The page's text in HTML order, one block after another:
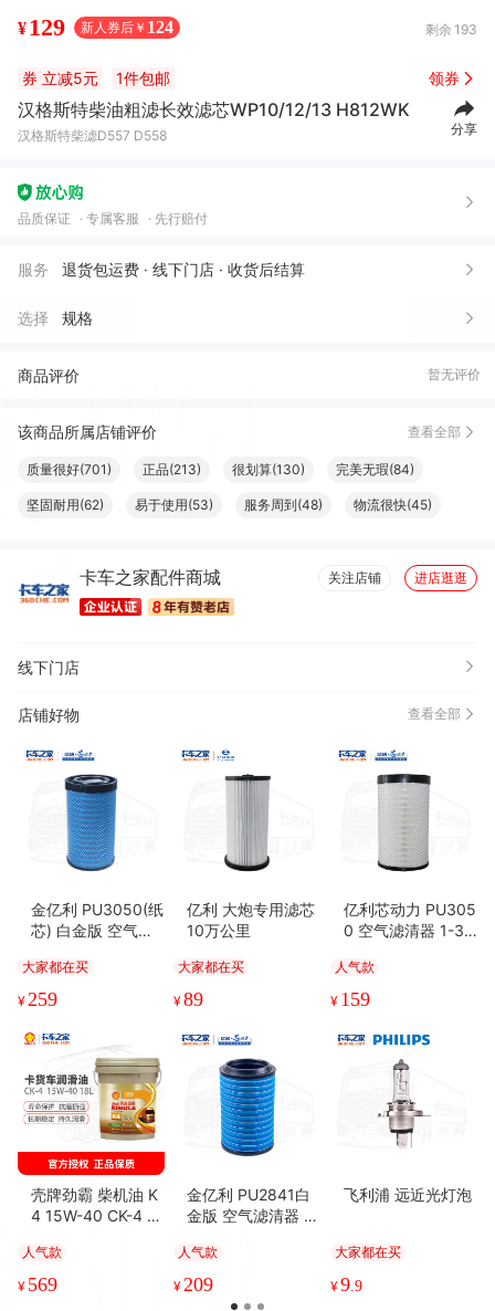
¥129 新人券后￥ 124 剩余 193
券 立减5元 1件包邮 领券
汉格斯特柴油粗滤长效滤芯WP10/12/13 H812WK
汉格斯特柴滤D557 D558 分享
品质保证 专属客服 先行赔付
服务 退货包运费 · 线下门店 · 收货后结算
选择 规格
商品评价 暂无评价
该商品所属店铺评价 查看全部
质量很好(701) 正品(213) 很划算(130) 完美无瑕(84)
坚固耐用(62) 易于使用(53) 服务周到(48) 物流很快(45)
包装很好(11) 方便实用(11) 清洁干净(11)
安装便捷(10) 外观好看(10)
卡车之家配件商城 关注店铺 进店逛逛
线下门店
店铺好物 查看全部
金亿利 PU3050(纸
芯) 白金版 空气滤
大家都在买
¥259
亿利 大炮专用滤芯
10万公里
大家都在买
¥89
亿利芯动力 PU305
0 空气滤清器 1-3
龙旗舰/新天龙KL
人气款
¥ 159
壳牌劲霸 柴机油 K
4 15W-40 CK-4 18
人气款
¥ 569
金亿利 PU2841白
金版 空气滤清器 6-
悍威、重汽豪沃、
陕汽德龙等
人气款
¥ 209
飞利浦 远近光灯泡
大家都在买
¥9.9